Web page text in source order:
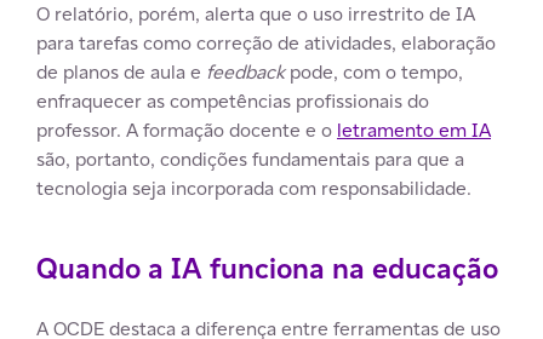
O relatório, porém, alerta que o uso irrestrito de IA
para tarefas como correção de atividades, elaboração
de planos de aula e feedbackpode, com o tempo,
enfraquecer as competências profissionais do
professor. A formação docente e o letramento em IA
são, portanto, condições fundamentais para que a
tecnologia seja incorporada com responsabilidade.
Quando a IA funciona na educação
A OCDE destaca a diferença entre ferramentas de uso